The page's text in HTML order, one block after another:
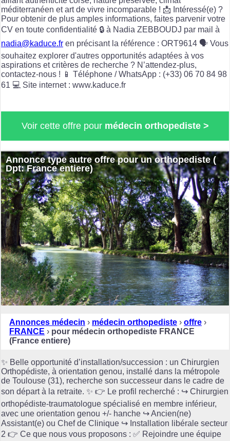
méditerranéen et art de vivre incomparable ! 📩 Intéressé(e) ?
Pour obtenir de plus amples informations, faites parvenir votre
CV en toute confidentialité 🔒 à Nadia ZEBBOUDJ par mail à
nadia@kaduce.fr en précisant la référence : ORT9614 🗣️ Vous
souhaitez explorer d'autres opportunités adaptées à vos
aspirations et critères de recherche ? N’attendez-plus,
contactez-nous ! 📱 Téléphone / WhatsApp : (+33) 06 70 84 98
61 💻 Site internet : www.kaduce.fr
Voir cette offre pour médecin orthopediste >
Annonce type autre offre pour un orthopediste (
Dpt: France entiere)
Annonces médecin › médecin orthopediste › offre ›
FRANCE › pour médecin orthopediste FRANCE
(France entiere)
✨ Belle opportunité d’installation/succession : un Chirurgien
Orthopédiste, à orientation genou, installé dans la métropole
de Toulouse (31), recherche son successeur dans le cadre de
son départ à la retraite. ✨ 👉 Le profil recherché : ↪️ Chirurgien
orthopédiste-traumatologue spécialisé en membre inférieur,
avec une orientation genou +/- hanche ↪️ Ancien(ne)
Assistant(e) ou Chef de Clinique ↪️ Installation libérale secteur
2 👉 Ce que nous vous proposons : ✅ Rejoindre une équipe